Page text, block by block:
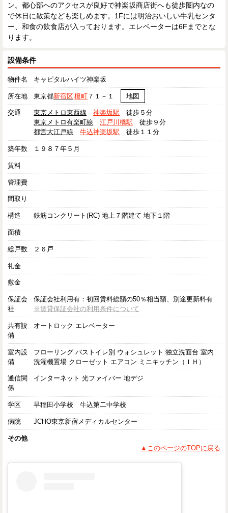
ン。都心部へのアクセスが良好で神楽坂商店街へも徒歩圏内なの
で休日に散策なども楽しめます。1Fには明治おいしい牛乳センタ
ー、和食の飲食店が入っております。エレベーターは6Fまでとな
ります。
設備条件
物件名 キャピタルハイツ神楽坂
所在地 東京都新宿区榎町 ７１－１ 地図
交通 東京メトロ東西線 神楽坂駅 徒歩５分
東京メトロ有楽町線
江戸川橋駅 徒歩９分
都営大江戸線
牛込神楽坂駅 徒歩１１分
築年数 １９８７年５月
賃料
管理費
間取り
構造 鉄筋コンクリート(RC) 地上７階建て 地下１階
面積
総戸数 ２６戸
礼金
敷金
保証会
社
保証会社利用有：初回賃料総額の50％相当額、別途更新料有
※賃貸保証会社の利用条件について
共有設
備
オートロック エレベーター
室内設
備
フローリング バストイレ別 ウォシュレット 独立洗面台 室内
洗濯機置場 クローゼット エアコン ミニキッチン（ＩＨ）
通信関
係
インターネット 光ファイバー 地デジ
学区 早稲田小学校 牛込第二中学校
病院 JCHO東京新宿メディカルセンター
その他
▲このページのTOPに戻る